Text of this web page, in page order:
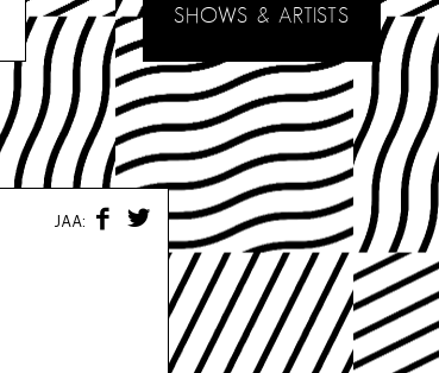
SHOWS & ARTISTS
JAA:
F
W